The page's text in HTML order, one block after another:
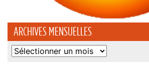
ARCHIVES MENSUELLES
Archives